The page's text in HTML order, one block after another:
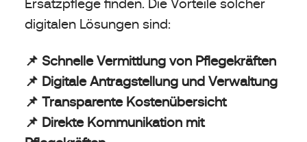
digitalen Lösungen sind:
📌 Schnelle Vermittlung von Pflegekräften
📌 Digitale Antragstellung und Verwaltung
📌 Transparente Kostenübersicht
📌 Direkte Kommunikation mit